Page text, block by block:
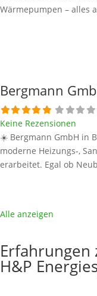
Wärmepumpen – alles
Bergmann
Keine Rezensionen
☀️ Bergmann GmbH in
moderne Heizungs-,
erarbeitet. Egal ob
Alle anzeigen
Erfahrungen
H&P